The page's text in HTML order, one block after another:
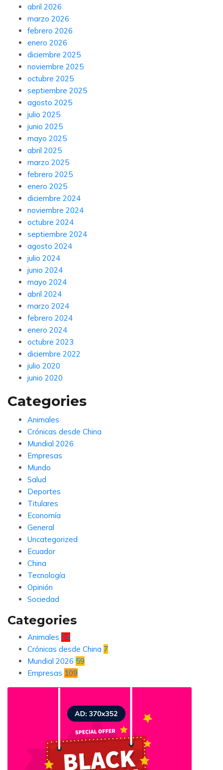
abril 2026
marzo 2026
febrero 2026
enero 2026
diciembre 2025
noviembre 2025
octubre 2025
septiembre 2025
agosto 2025
julio 2025
junio 2025
mayo 2025
abril 2025
marzo 2025
febrero 2025
enero 2025
diciembre 2024
noviembre 2024
octubre 2024
septiembre 2024
agosto 2024
julio 2024
junio 2024
mayo 2024
abril 2024
marzo 2024
febrero 2024
enero 2024
octubre 2023
diciembre 2022
julio 2020
junio 2020
Categories
Animales
Crónicas desde China
Mundial 2026
Empresas
Mundo
Salud
Deportes
Titulares
Economía
General
Uncategorized
Ecuador
China
Tecnología
Opinión
Sociedad
Categories
Animales 24
Crónicas desde China 7
Mundial 2026 59
Empresas 109